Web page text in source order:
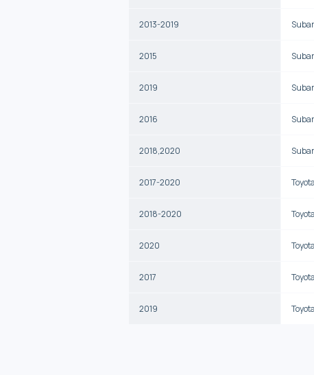
2013-2019
2015
2019
2016
2018,2020
2017-2020 Toyota
2018-2020 Toyota
2020 Toyota
2017 Toyota
2019 Toyota